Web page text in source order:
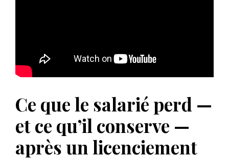
Ce que le salarié perd —
et ce qu’il conserve —
après un licenciement